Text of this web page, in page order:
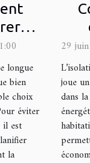
pour
?
longue
bien
choix
éviter
il est
la
29
joue
dans